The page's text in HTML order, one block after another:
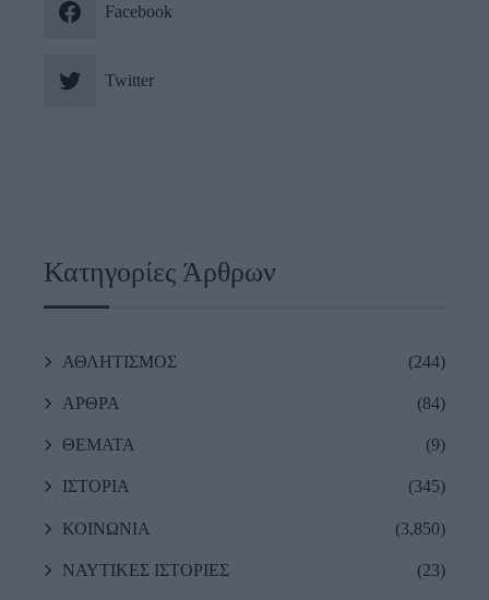
Facebook
Twitter
Κατηγορίες Άρθρων
ΑΘΛΗΤΙΣΜΟΣ (244)
ΑΡΘΡΑ (84)
ΘΕΜΑΤΑ (9)
ΙΣΤΟΡΙΑ (345)
ΚΟΙΝΩΝΙΑ (3,850)
ΝΑΥΤΙΚΕΣ ΙΣΤΟΡΙΕΣ (23)